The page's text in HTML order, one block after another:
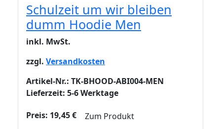
Schulzeit um wir bleiben
dumm Hoodie Men
inkl. MwSt.
zzgl. Versandkosten
Artikel-Nr.: TK-BHOOD-ABI004-MEN
Lieferzeit: 5-6 Werktage
Preis: 19,45€ Zum Produkt